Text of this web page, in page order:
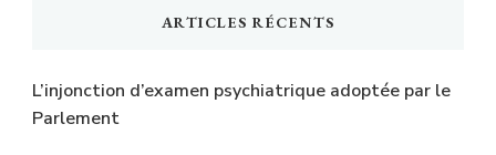
ARTICLES RÉCENTS
L’injonction d’examen psychiatrique adoptée par le
Parlement